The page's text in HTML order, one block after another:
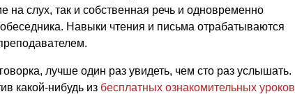
на слух, так и собственная речь и одновременно
Навыки чтения и письма отрабатываются
лучше один раз увидеть, чем сто раз услышать.
какой-нибудь из бесплатных ознакомительных уроков